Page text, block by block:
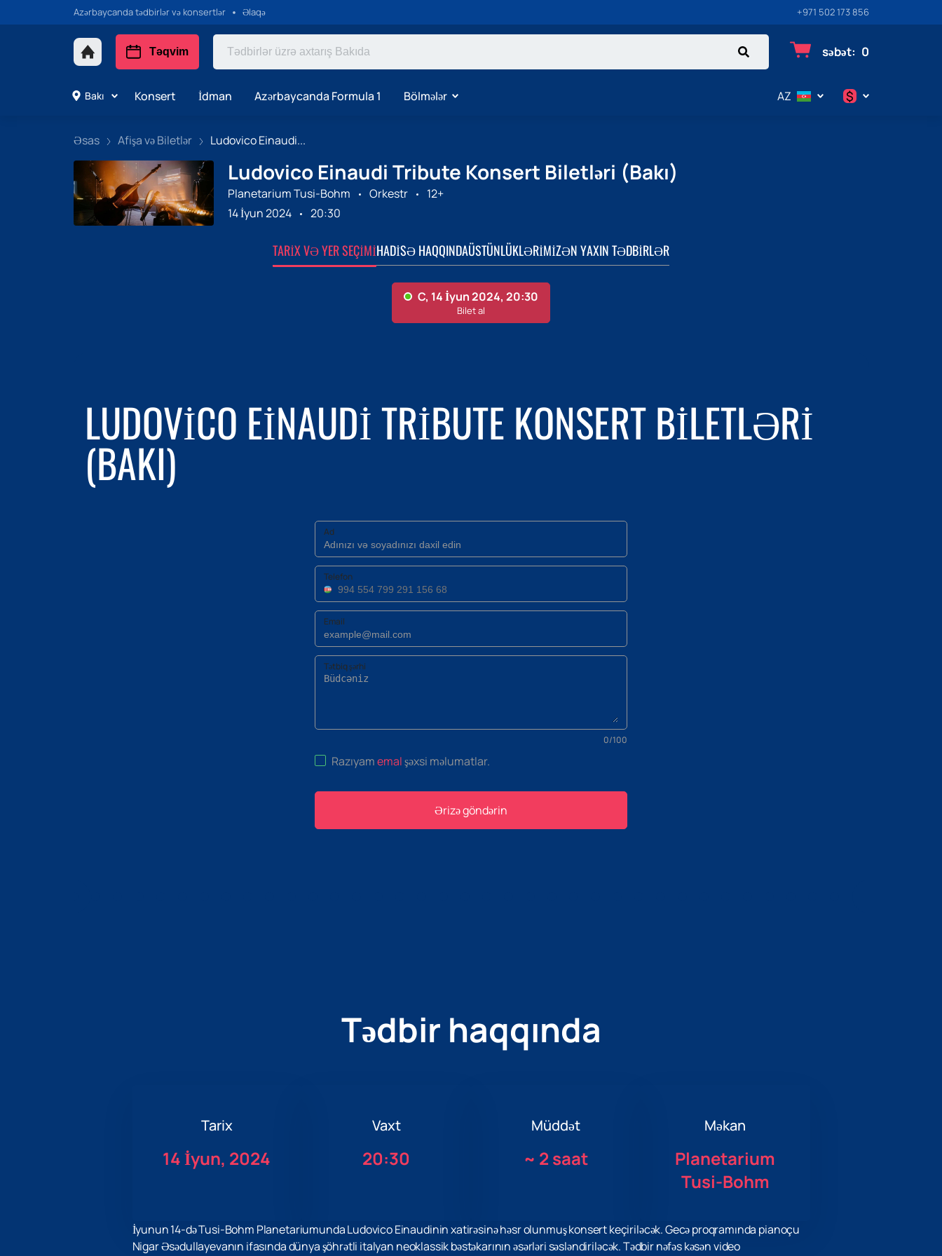
Azərbaycanda tədbirlər və konsertlər Əlaqə +971 502 173 856
Təqvim səbət: 0
Bakı Konsert İdman Azərbaycanda Formula 1 Bölmələr AZ $
Əsas Afişa və Biletlər Ludovico Einaudi...
Ludovico Einaudi Tribute Konsert Biletləri (Bakı)
Planetarium Tusi-Bohm Orkestr
12+
14 İyun 2024
20:30
TARIX VƏ YER SEÇIMIHADISƏ HAQQINDAÜSTÜNLÜKLƏRIMIZƏN YAXIN TƏDBIRLƏR
LUDOVICO EINAUDI TRIBUTE KONSERT BILETLƏRI
(BAKI)
Ad
Telefon
Email
Tətbiq şərhi
0/100
Razıyamemalşəxsi məlumatlar.
Ərizə göndərin
Tədbir haqqında
Tarix
14 İyun, 2024
Vaxt
20:30
Müddət
~ 2 saat
Məkan
Planetarium
Tusi-Bohm
İyunun 14-də Tusi-Bohm Planetariumunda Ludovico Einaudinin xatirəsinə həsr olunmuş konsert keçiriləcək. Gecə proqramında pianoçu
Nigar Əsədullayevanın ifasında dünya şöhrətli italyan neoklassik bəstəkarının əsərləri səsləndiriləcək. Tədbir nəfəs kəsən video